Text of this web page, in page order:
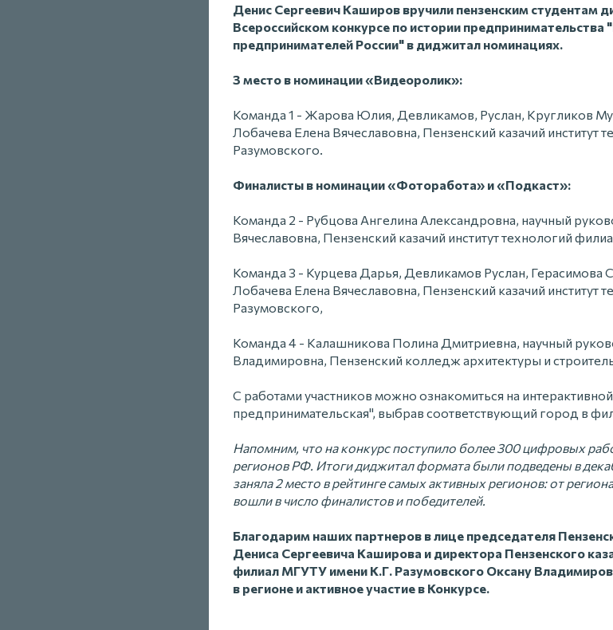
Денис Сергеевич Каширов вручили пензенским студентам
Всероссийском конкурсе по истории
предпринимателей России" в диджитал номинациях.
3 место в номинации «Видеоролик»:
Команда 1 - Жарова Юлия, Девликамов, Руслан, Кругликов
Лобачева Елена Вячеславовна, Пензенский казачий
Разумовского.
Финалисты в номинации «Фоторабота» и «Подкаст»:
Команда 2 - Рубцова Ангелина Александровна, научный
Вячеславовна, Пензенский казачий институт технологий
Команда 3 - Курцева Дарья, Девликамов Руслан, Герасимова
Лобачева Елена Вячеславовна, Пензенский казачий
Разумовского,
Команда 4 - Калашникова Полина Дмитриевна, научный
Владимировна, Пензенский колледж архитектуры и
С работами участников можно ознакомиться на
предпринимательская", выбрав соответствующий город в
Напомним, что на конкурс поступило более 300 цифровых
регионов РФ. Итоги диджитал формата были подведены в
заняла 2 место в рейтинге самых активных регионов: от
вошли в число финалистов и победителей.
Благодарим наших партнеров в лице председателя
Дениса Сергеевича Каширова и директора Пензенского
филиал МГУТУ имени К.Г. Разумовского Оксану
в регионе и активное участие в Конкурсе.